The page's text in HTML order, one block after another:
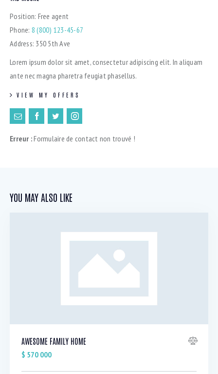
Position: Free agent
Phone: 8 (800) 123-45-67
Address: 350 5th Ave
Lorem ipsum dolor sit amet, consectetur adipiscing elit. In aliquam
ante nec magna pharetra feugiat phasellus.
VIEW MY OFFERS
Erreur :Formulaire de contact non trouvé !
YOU MAY ALSO LIKE
AWESOME FAMILY HOME
$ 570 000